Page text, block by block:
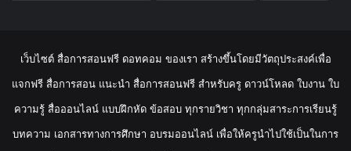
เว็บไซต์ สื่อการสอนฟรี ดอทคอม ของเรา สร้างขึ้นโดยมีวัตถุประสงค์เพื่อ
แจกฟรี สื่อการสอน แนะนำ สื่อการสอนฟรี สำหรับครู ดาวน์โหลด ใบงาน ใบ
ความรู้ สื่อออนไลน์ แบบฝึกหัด ข้อสอบ ทุกรายวิชา ทุกกลุ่มสาระการเรียนรู้
บทความ เอกสารทางการศึกษา อบรมออนไลน์ เพื่อให้ครูนำไปใช้เป็นในการ